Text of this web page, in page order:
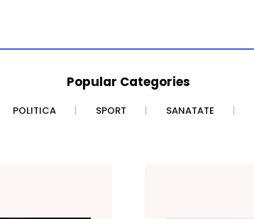
Popular Categories
POLITICA SPORT SANATATE